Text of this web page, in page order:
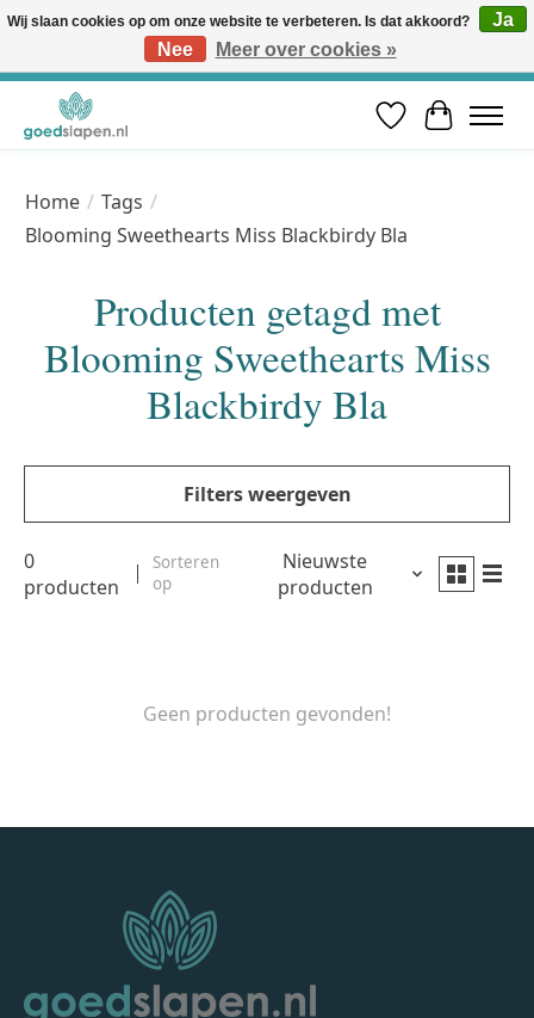
Vóór 12u besteld, volgende werkdag in huis* | Gratis verzending vanaf €50 | Professioneel slaapadvies
Verlanglijst
Home / Tags /
Blooming Sweethearts Miss Blackbirdy Bla
Producten getagd met
Blooming Sweethearts Miss
Blackbirdy Bla
Filters weergeven
0
producten
Sorteren
op
Nieuwste
producten
Geen producten gevonden!
Wij slaan cookies op om onze website te verbeteren. Is dat akkoord?
Ja
Nee
Meer over cookies »